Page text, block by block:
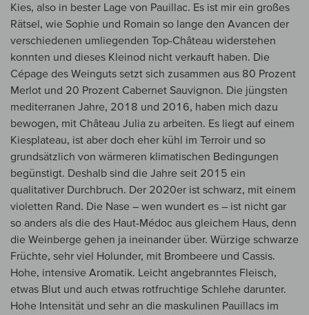
Kies, also in bester Lage von Pauillac. Es ist mir ein großes
Rätsel, wie Sophie und Romain so lange den Avancen der
verschiedenen umliegenden Top-Château widerstehen
konnten und dieses Kleinod nicht verkauft haben. Die
Cépage des Weinguts setzt sich zusammen aus 80 Prozent
Merlot und 20 Prozent Cabernet Sauvignon. Die jüngsten
mediterranen Jahre, 2018 und 2016, haben mich dazu
bewogen, mit Château Julia zu arbeiten. Es liegt auf einem
Kiesplateau, ist aber doch eher kühl im Terroir und so
grundsätzlich von wärmeren klimatischen Bedingungen
begünstigt. Deshalb sind die Jahre seit 2015 ein
qualitativer Durchbruch. Der 2020er ist schwarz, mit einem
violetten Rand. Die Nase – wen wundert es – ist nicht gar
so anders als die des Haut-Médoc aus gleichem Haus, denn
die Weinberge gehen ja ineinander über. Würzige schwarze
Früchte, sehr viel Holunder, mit Brombeere und Cassis.
Hohe, intensive Aromatik. Leicht angebranntes Fleisch,
etwas Blut und auch etwas rotfruchtige Schlehe darunter.
Hohe Intensität und sehr an die maskulinen Pauillacs im